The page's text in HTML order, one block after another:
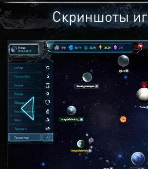
Скриншоты